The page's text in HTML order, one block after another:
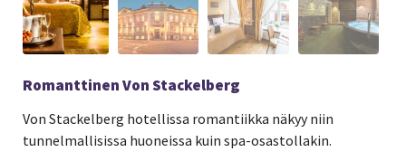
Romanttinen Von Stackelberg
Von Stackelberg hotellissa romantiikka näkyy niin
tunnelmallisissa huoneissa kuin spa-osastollakin.